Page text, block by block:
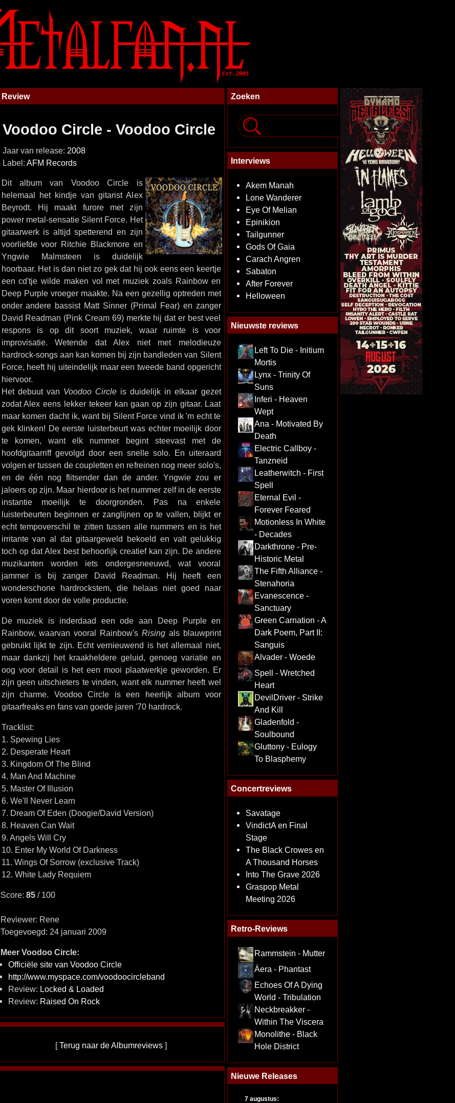
Review
Voodoo Circle - Voodoo Circle
Jaar van release: 2008
Label: AFM Records
Dit album van Voodoo Circle is
helemaal het kindje van gitarist Alex
Beyrodt. Hij maakt furore met zijn
power metal-sensatie Silent Force. Het
gitaarwerk is altijd spetterend en zijn
voorliefde voor Ritchie Blackmore en
Yngwie Malmsteen is duidelijk
hoorbaar. Het is dan niet zo gek dat hij ook eens een keertje
een cd'tje wilde maken vol met muziek zoals Rainbow en
Deep Purple vroeger maakte. Na een gezellig optreden met
onder andere bassist Matt Sinner (Primal Fear) en zanger
David Readman (Pink Cream 69) merkte hij dat er best veel
respons is op dit soort muziek, waar ruimte is voor
improvisatie. Wetende dat Alex niet met melodieuze
hardrock-songs aan kan komen bij zijn bandleden van Silent
Force, heeft hij uiteindelijk maar een tweede band opgericht
hiervoor.
Het debuut van Voodoo Circleis duidelijk in elkaar gezet
zodat Alex eens lekker tekeer kan gaan op zijn gitaar. Laat
maar komen dacht ik, want bij Silent Force vind ik 'm echt te
gek klinken! De eerste luisterbeurt was echter moeilijk door
te komen, want elk nummer begint steevast met de
hoofdgitaarriff gevolgd door een snelle solo. En uiteraard
volgen er tussen de coupletten en refreinen nog meer solo's,
en de één nog flitsender dan de ander. Yngwie zou er
jaloers op zijn. Maar hierdoor is het nummer zelf in de eerste
instantie moeilijk te doorgronden. Pas na enkele
luisterbeurten beginnen er zanglijnen op te vallen, blijkt er
echt tempoverschil te zitten tussen alle nummers en is het
irritante van al dat gitaargeweld bekoeld en valt gelukkig
toch op dat Alex best behoorlijk creatief kan zijn. De andere
muzikanten worden iets ondergesneeuwd, wat vooral
jammer is bij zanger David Readman. Hij heeft een
wonderschone hardrockstem, die helaas niet goed naar
voren komt door de volle productie.
De muziek is inderdaad een ode aan Deep Purple en
Rainbow, waarvan vooral Rainbow's Risingals blauwprint
gebruikt lijkt te zijn. Echt vernieuwend is het allemaal niet,
maar dankzij het kraakheldere geluid, genoeg variatie en
oog voor detail is het een mooi plaatwerkje geworden. Er
zijn geen uitschieters te vinden, want elk nummer heeft wel
zijn charme. Voodoo Circle is een heerlijk album voor
gitaarfreaks en fans van goede jaren '70 hardrock.
Tracklist:
1. Spewing Lies
2. Desperate Heart
3. Kingdom Of The Blind
4. Man And Machine
5. Master Of Illusion
6. We'll Never Learn
7. Dream Of Eden (Doogie/David Version)
8. Heaven Can Wait
9. Angels Will Cry
10. Enter My World Of Darkness
11. Wings Of Sorrow (exclusive Track)
12. White Lady Requiem
Score: 85/ 100
Reviewer: Rene
Toegevoegd: 24 januari 2009
Meer Voodoo Circle:
Officiële site van Voodoo Circle
http://www.myspace.com/voodoocircleband
Review: Locked & Loaded
Review: Raised On Rock
[Terug naar de Albumreviews ]
Zoeken
Interviews
Akem Manah
Lone Wanderer
Eye Of Melian
Epinikion
Tailgunner
Gods Of Gaia
Carach Angren
Sabaton
After Forever
Helloween
Nieuwste reviews
Left To Die - Initium
Mortis
Lynx - Trinity Of
Suns
Inferi - Heaven
Wept
Ana - Motivated By
Death
Electric Callboy -
Tanzneid
Leatherwitch - First
Spell
Eternal Evil -
Forever Feared
Motionless In White
- Decades
Darkthrone - Pre-
Historic Metal
The Fifth Alliance -
Stenahoria
Evanescence -
Sanctuary
Green Carnation - A
Dark Poem, Part II:
Sanguis
Alvader - Woede
Spell - Wretched
Heart
DevilDriver - Strike
And Kill
Gladenfold -
Soulbound
Gluttony - Eulogy
To Blasphemy
Concertreviews
Savatage
VindictA en Final
Stage
The Black Crowes en
A Thousand Horses
Into The Grave 2026
Graspop Metal
Meeting 2026
Retro-Reviews
Rammstein - Mutter
Äera - Phantast
Echoes Of A Dying
World - Tribulation
Neckbreakker -
Within The Viscera
Monolithe - Black
Hole District
Nieuwe Releases
7 augustus: